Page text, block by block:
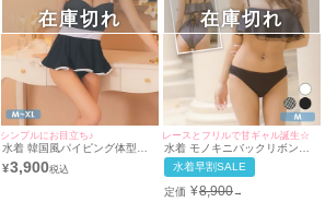
シンプルにお目立ち♪
水着 韓国風パイピング体型カ
バーペプラムフリルホルターネ
ックモノトーンモノキニビキニ
¥3,900
在庫切れ
レースとフリルで甘ギャル誕生☆
水着 モノキニバックリボンレ
ースアップフレアチェック
水着早割SALE
定価 ¥8,900→
在庫切れ